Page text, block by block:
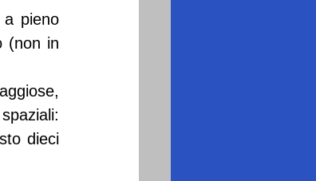
pieno
(non in
dieci